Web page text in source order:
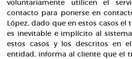
voluntariamente utilicen el
contacto para ponerse en
López, dado que en estos casos
es inevitable e implícito al
estos casos y los descritos en
entidad, informa al cliente que el